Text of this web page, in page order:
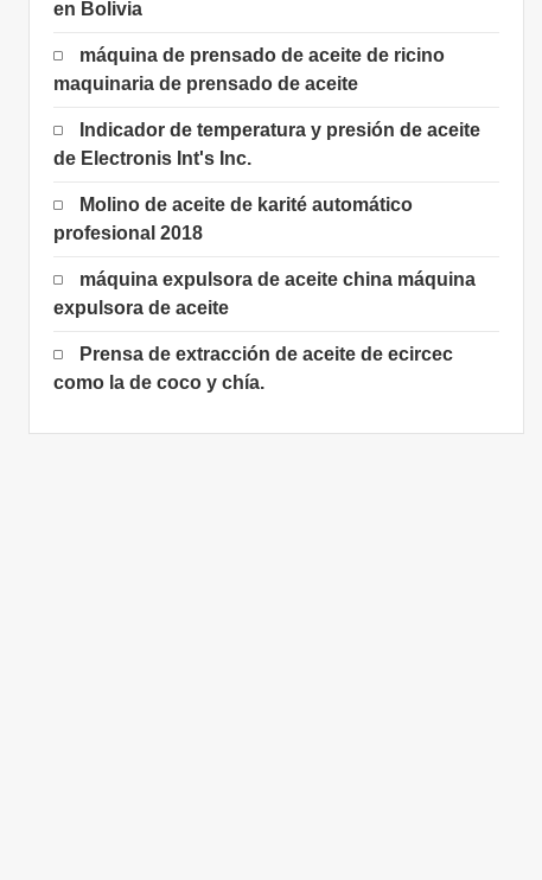
en Bolivia
máquina de prensado de aceite de ricino
maquinaria de prensado de aceite
Indicador de temperatura y presión de aceite
de Electronis Int's Inc.
Molino de aceite de karité automático
profesional 2018
máquina expulsora de aceite china máquina
expulsora de aceite
Prensa de extracción de aceite de ecircec
como la de coco y chía.